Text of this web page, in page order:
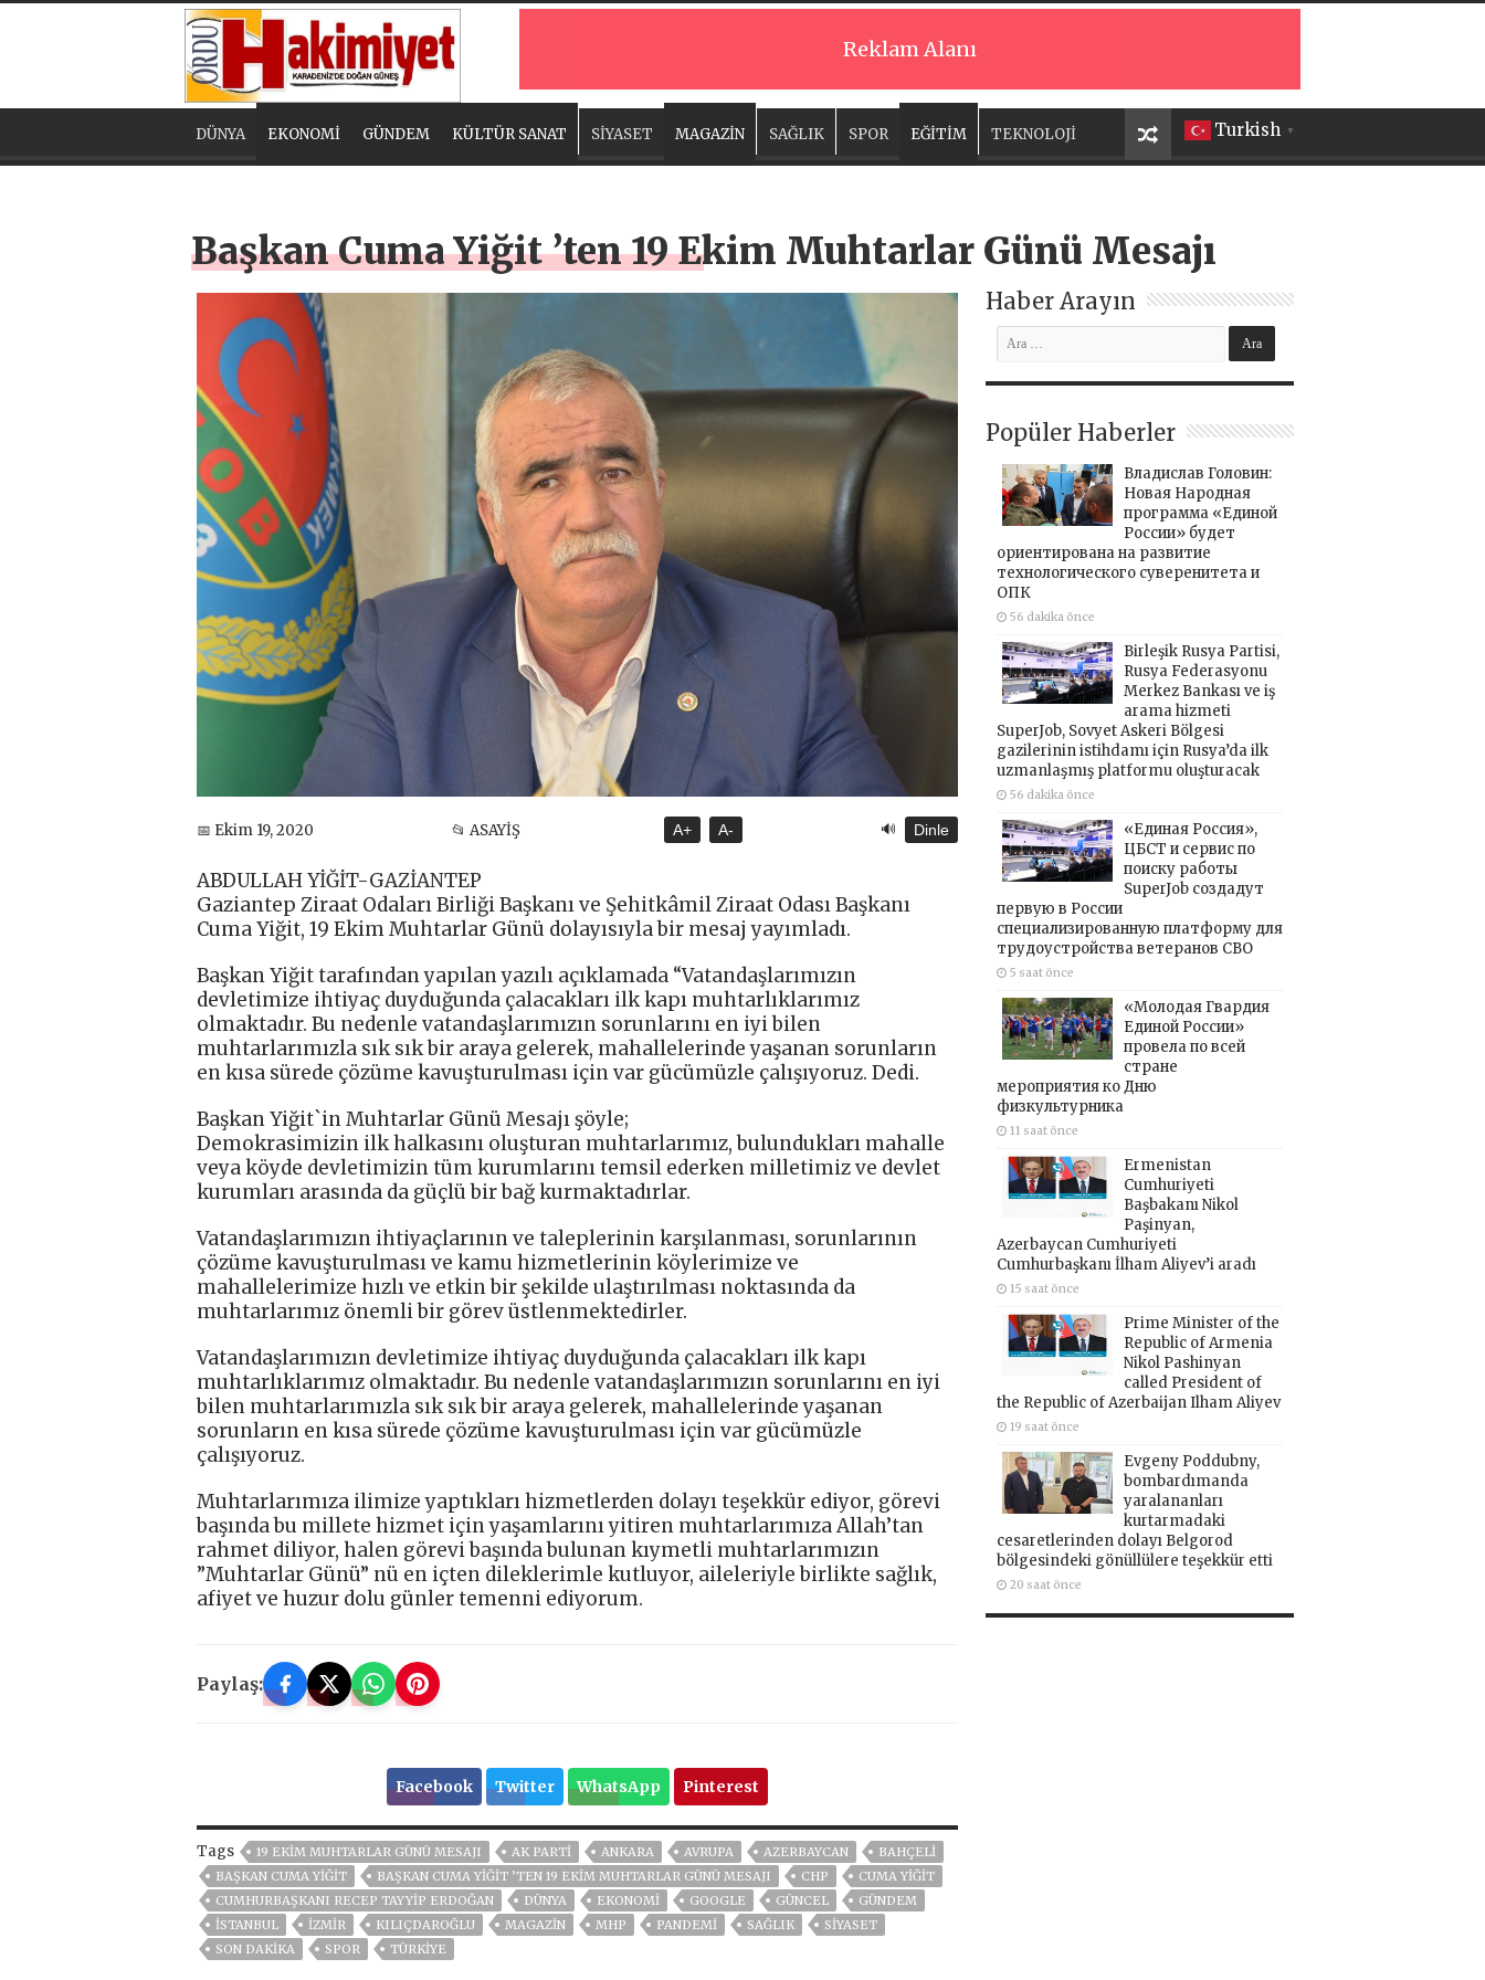
Reklam Alanı
Turkish ▼
DÜNYA EKONOMİ GÜNDEM KÜLTÜR SANAT SİYASET MAGAZİN SAĞLIK SPOR EĞİTİM TEKNOLOJİ
Başkan Cuma Yiğit ’ten 19 Ekim Muhtarlar Günü Mesajı
📅 Ekim 19, 2020 📂 ASAYİŞ A+ A- 🔊 Dinle
ABDULLAH YİĞİT-GAZİANTEP
Gaziantep Ziraat Odaları Birliği Başkanı ve Şehitkâmil Ziraat Odası Başkanı
Cuma Yiğit, 19 Ekim Muhtarlar Günü dolayısıyla bir mesaj yayımladı.
Başkan Yiğit tarafından yapılan yazılı açıklamada “Vatandaşlarımızın
devletimize ihtiyaç duyduğunda çalacakları ilk kapı muhtarlıklarımız
olmaktadır. Bu nedenle vatandaşlarımızın sorunlarını en iyi bilen
muhtarlarımızla sık sık bir araya gelerek, mahallelerinde yaşanan sorunların
en kısa sürede çözüme kavuşturulması için var gücümüzle çalışıyoruz. Dedi.
Başkan Yiğit`in Muhtarlar Günü Mesajı şöyle;
Demokrasimizin ilk halkasını oluşturan muhtarlarımız, bulundukları mahalle
veya köyde devletimizin tüm kurumlarını temsil ederken milletimiz ve devlet
kurumları arasında da güçlü bir bağ kurmaktadırlar.
Vatandaşlarımızın ihtiyaçlarının ve taleplerinin karşılanması, sorunlarının
çözüme kavuşturulması ve kamu hizmetlerinin köylerimize ve
mahallelerimize hızlı ve etkin bir şekilde ulaştırılması noktasında da
muhtarlarımız önemli bir görev üstlenmektedirler.
Vatandaşlarımızın devletimize ihtiyaç duyduğunda çalacakları ilk kapı
muhtarlıklarımız olmaktadır. Bu nedenle vatandaşlarımızın sorunlarını en iyi
bilen muhtarlarımızla sık sık bir araya gelerek, mahallelerinde yaşanan
sorunların en kısa sürede çözüme kavuşturulması için var gücümüzle
çalışıyoruz.
Muhtarlarımıza ilimize yaptıkları hizmetlerden dolayı teşekkür ediyor, görevi
başında bu millete hizmet için yaşamlarını yitiren muhtarlarımıza Allah’tan
rahmet diliyor, halen görevi başında bulunan kıymetli muhtarlarımızın
”Muhtarlar Günü” nü en içten dileklerimle kutluyor, aileleriyle birlikte sağlık,
afiyet ve huzur dolu günler temenni ediyorum.
Paylaş:
Facebook Twitter WhatsApp Pinterest
Tags 19 EKIM MUHTARLAR GÜNÜ MESAJI AK PARTİ ANKARA AVRUPA AZERBAYCAN
BAHÇELİ
BAŞKAN CUMA YİĞİT
BAŞKAN CUMA YIĞIT ’TEN 19 EKIM MUHTARLAR GÜNÜ MESAJI CHP
CUMA YİĞİT
CUMHURBAŞKANI RECEP TAYYIP ERDOĞAN
DÜNYA EKONOMİ GOOGLE GÜNCEL
GÜNDEM
ISTANBUL
İZMIR KILIÇDAROĞLU MAGAZİN MHP PANDEMİ SAĞLIK
SİYASET
SON DAKIKA
SPOR TÜRKİYE
Haber Arayın
Popüler Haberler
Владислав Головин:
Новая Народная
программа «Единой
России» будет
ориентирована на развитие
технологического суверенитета и
ОПК
56 dakika önce
Birleşik Rusya Partisi,
Rusya Federasyonu
Merkez Bankası ve iş
arama hizmeti
SuperJob, Sovyet Askeri Bölgesi
gazilerinin istihdamı için Rusya’da ilk
uzmanlaşmış platformu oluşturacak
56 dakika önce
«Единая Россия»,
ЦБСТ и сервис по
поиску работы
SuperJob создадут
первую в России
специализированную платформу для
трудоустройства ветеранов СВО
5 saat önce
«Молодая Гвардия
Единой России»
провела по всей
стране
мероприятия ко Дню
физкультурника
11 saat önce
Ermenistan
Cumhuriyeti
Başbakanı Nikol
Paşinyan,
Azerbaycan Cumhuriyeti
Cumhurbaşkanı İlham Aliyev’i aradı
15 saat önce
Prime Minister of the
Republic of Armenia
Nikol Pashinyan
called President of
the Republic of Azerbaijan Ilham Aliyev
19 saat önce
Evgeny Poddubny,
bombardımanda
yaralananları
kurtarmadaki
cesaretlerinden dolayı Belgorod
bölgesindeki gönüllülere teşekkür etti
20 saat önce